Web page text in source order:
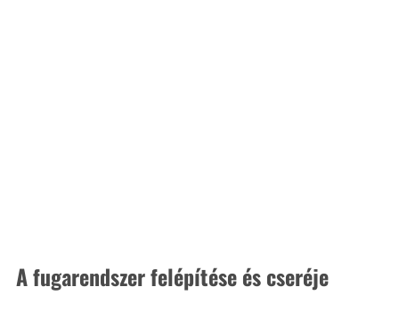
A fugarendszer felépítése és cseréje